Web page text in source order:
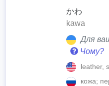
かわ
kawa
Для
Чому?
leather,
кожа;